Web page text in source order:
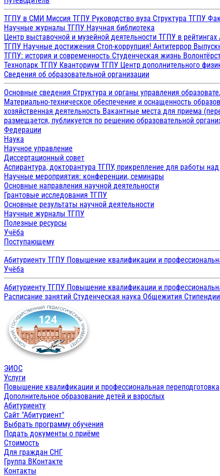
ТГПУ в СМИ Миссия ТГПУ Руководство вуза Структура ТГПУ
Научные журналы ТГПУ Научная библиотека
Центр выставочной и музейной деятельности ТГПУ в рейтингах
ТГПУ Научные достижения Стоп-коррупция! Антитеррор
ТГПУ: история и современность Студенческая жизнь
Технопарк ТГПУ Кванториум ТГПУ Центр дополнительного
Сведения об образовательной организации
Основные сведения Структура и органы управления
Материально-техническое обеспечение и оснащенность
хозяйственная деятельность Вакантные места для приема
размещается, публикуется по решению образовательной
Федерации
Наука
Научное управление
Диссертационный совет
Аспирантура, докторантура ТГПУ, прикрепление для работы
Научные мероприятия: конференции, семинары
Основные направления научной деятельности
Грантовые исследования ТГПУ
Основные результаты научной деятельности
Научные журналы ТГПУ
Полезные ресурсы
Учёба
Поступающему
Абитуриенту ТГПУ Повышение квалификации и
Учёба
Абитуриенту ТГПУ Повышение квалификации и
Расписание занятий Студенческая наука Общежития
ЭИОС
Услуги
Повышение квалификации и профессиональная переподготовка
Дополнительное образование детей и взрослых
Абитуриенту
Сайт "Абитуриент"
Выбрать программу обучения
Подать документы о приёме
Стоимость
Для граждан СНГ
Группа ВКонтакте
Контакты